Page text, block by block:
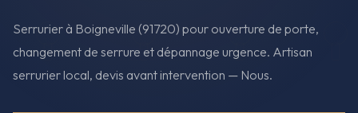
Serrurier à Boigneville (91720) pour ouverture de porte,
changement de serrure et dépannage urgence. Artisan
serrurier local, devis avant intervention — Nous.